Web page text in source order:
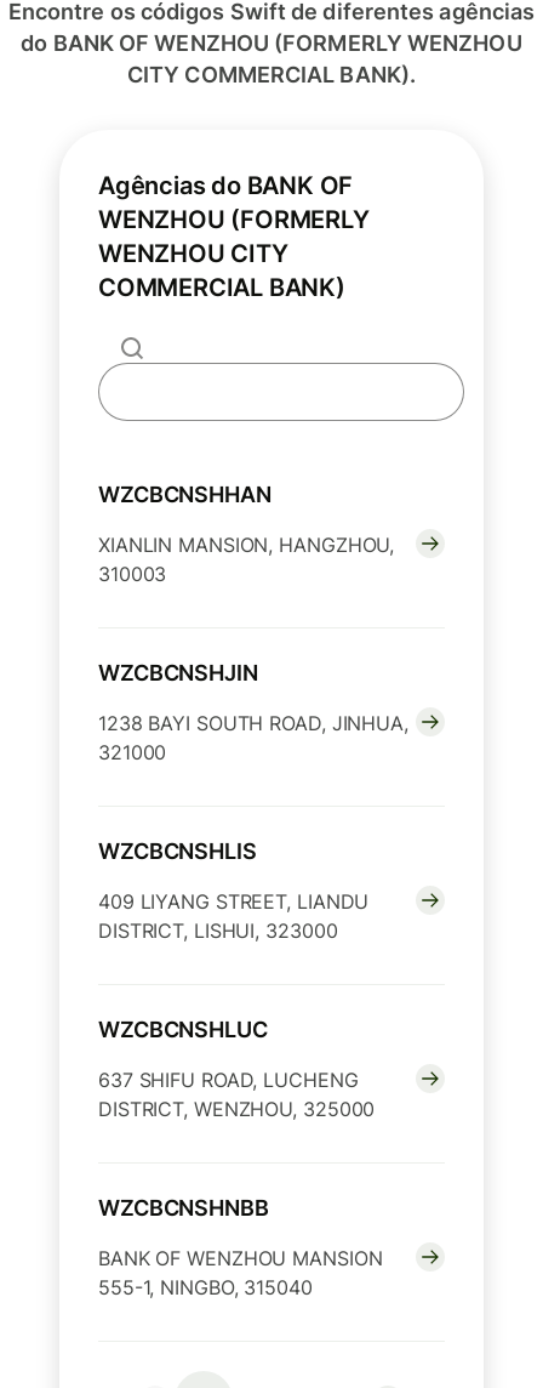
Encontre os códigos Swift de diferentes agências
do BANK OF WENZHOU (FORMERLY WENZHOU
CITY COMMERCIAL BANK).
Agências do BANK OF
WENZHOU (FORMERLY
WENZHOU CITY
COMMERCIAL BANK)
WZCBCNSHHAN
XIANLIN MANSION, HANGZHOU,
310003
WZCBCNSHJIN
1238 BAYI SOUTH ROAD, JINHUA,
321000
WZCBCNSHLIS
409 LIYANG STREET, LIANDU
DISTRICT, LISHUI, 323000
WZCBCNSHLUC
637 SHIFU ROAD, LUCHENG
DISTRICT, WENZHOU, 325000
WZCBCNSHNBB
BANK OF WENZHOU MANSION
555-1, NINGBO, 315040